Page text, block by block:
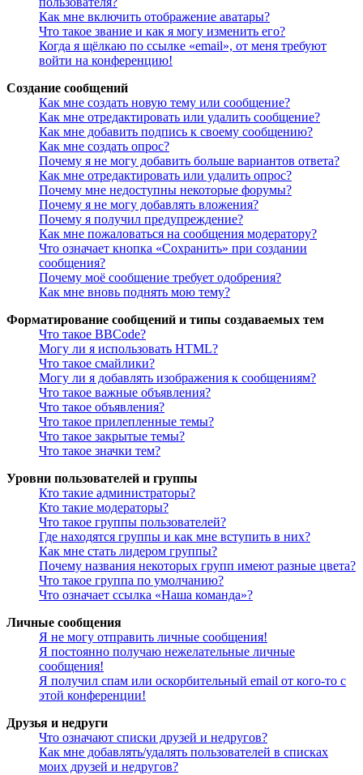
Как мне включить отображение аватары?
Что такое звание и как я могу изменить его?
Когда я щёлкаю по ссылке «email», от меня требуют
войти на конференцию!
Создание сообщений
Как мне создать новую тему или сообщение?
Как мне отредактировать или удалить сообщение?
Как мне добавить подпись к своему сообщению?
Как мне создать опрос?
Почему я не могу добавить больше вариантов ответа?
Как мне отредактировать или удалить опрос?
Почему мне недоступны некоторые форумы?
Почему я не могу добавлять вложения?
Почему я получил предупреждение?
Как мне пожаловаться на сообщения модератору?
Что означает кнопка «Сохранить» при создании
сообщения?
Почему моё сообщение требует одобрения?
Как мне вновь поднять мою тему?
Форматирование сообщений и типы создаваемых тем
Что такое BBCode?
Могу ли я использовать HTML?
Что такое смайлики?
Могу ли я добавлять изображения к сообщениям?
Что такое важные объявления?
Что такое объявления?
Что такое прилепленные темы?
Что такое закрытые темы?
Что такое значки тем?
Уровни пользователей и группы
Кто такие администраторы?
Кто такие модераторы?
Что такое группы пользователей?
Где находятся группы и как мне вступить в них?
Как мне стать лидером группы?
Почему названия некоторых групп имеют разные цвета?
Что такое группа по умолчанию?
Что означает ссылка «Наша команда»?
Личные сообщения
Я не могу отправить личные сообщения!
Я постоянно получаю нежелательные личные
сообщения!
Я получил спам или оскорбительный email от кого-то с
этой конференции!
Друзья и недруги
Что означают списки друзей и недругов?
Как мне добавлять/удалять пользователей в списках
моих друзей и недругов?